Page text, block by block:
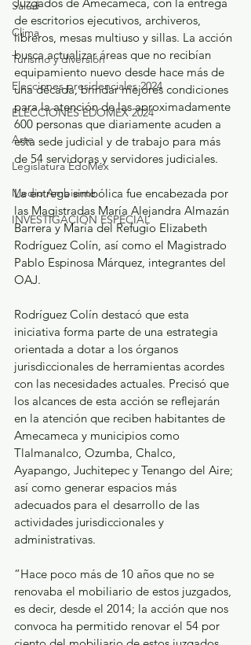
Salud
Clima
Turismo y diversión
Elecciones presidenciales 2024
ELECCIONES EDOMEX 2024
Arte
Legislatura EdoMéx
Medio Ambiente
INVESTIGACIÓN ESPECIAL
Juzgados de Amecameca, con la entrega
de escritorios ejecutivos, archiveros,
libreros, mesas multiuso y sillas. La acción
busca actualizar áreas que no recibían
equipamiento nuevo desde hace más de
una década, brindar mejores condiciones
para la atención de las aproximadamente
600 personas que diariamente acuden a
esta sede judicial y de trabajo para más
de 54 servidoras y servidores judiciales.
La entrega simbólica fue encabezada por
las Magistradas María Alejandra Almazán
Barrera y María del Refugio Elizabeth
Rodríguez Colín, así como el Magistrado
Pablo Espinosa Márquez, integrantes del
OAJ.
Rodríguez Colín destacó que esta
iniciativa forma parte de una estrategia
orientada a dotar a los órganos
jurisdiccionales de herramientas acordes
con las necesidades actuales. Precisó que
los alcances de esta acción se reflejarán
en la atención que reciben habitantes de
Amecameca y municipios como
Tlalmanalco, Ozumba, Chalco,
Ayapango, Juchitepec y Tenango del Aire;
así como generar espacios más
adecuados para el desarrollo de las
actividades jurisdiccionales y
administrativas.
“Hace poco más de 10 años que no se
renovaba el mobiliario de estos juzgados,
es decir, desde el 2014; la acción que nos
convoca ha permitido renovar el 54 por